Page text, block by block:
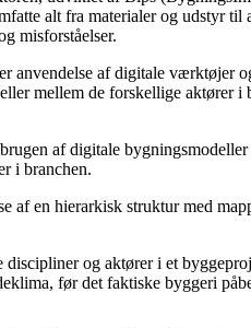
alt fra materialer og udstyr til
misforståelser.
anvendelse af digitale værktøjer
mellem de forskellige aktører i
af digitale
i branchen.
af en hierarkisk struktur med
discipliner og aktører i et
før det faktiske byggeri